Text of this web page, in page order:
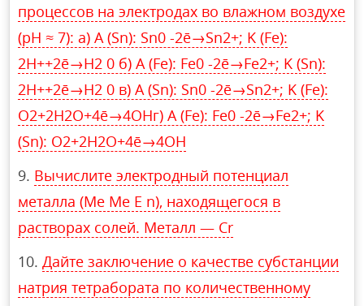
процессов на электродах во влажном воздухе
(pH ≈ 7): а) A (Sn): Sn0 -2ē→Sn2+; K (Fe):
2H++2ē→H2 0 б) A (Fe): Fe0 -2ē→Fe2+; K (Sn):
2H++2ē→H2 0 в) A (Sn): Sn0 -2ē→Sn2+; K (Fe):
O2+2H2O+4ē→4OHг) A (Fe): Fe0 -2ē→Fe2+; K
(Sn): O2+2H2O+4ē→4OH
Вычислите электродный потенциал
металла (Me Me E n), находящегося в
растворах солей. Металл — Cr
Дайте заключение о качестве субстанции
натрия тетрабората по количественному